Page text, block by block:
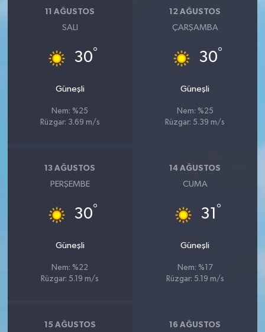
11 AĞUSTOS
SALI
30°
Güneşli
Nem: %25
Rüzgar: 3.69 m/s
12 AĞUSTOS
ÇARŞAMBA
30°
Güneşli
Nem: %25
Rüzgar: 5.39 m/s
13 AĞUSTOS
PERŞEMBE
30°
Güneşli
Nem: %22
Rüzgar: 5.19 m/s
14 AĞUSTOS
CUMA
31 °
Güneşli
Nem: %17
Rüzgar: 5.19 m/s
15 AĞUSTOS 16 AĞUSTOS